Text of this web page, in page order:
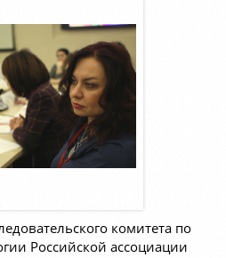
комитета по
Российской ассоциации